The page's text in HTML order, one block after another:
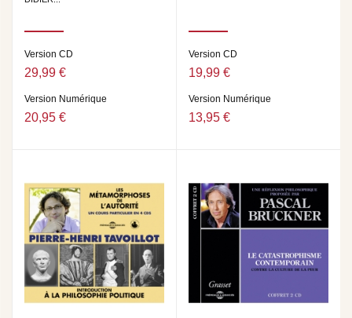
Version CD
29,99 €
Version Numérique
20,95 €
Version CD
19,99 €
Version Numérique
13,95 €